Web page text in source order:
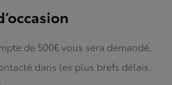
de 500€ vous sera demandé.
dans les plus brefs délais.